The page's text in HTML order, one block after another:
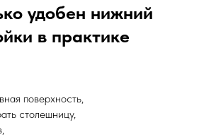
удобен нижний
в практике
поверхность,
столешницу,